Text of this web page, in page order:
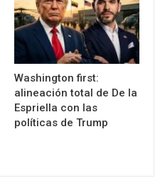
Washington first:
alineación total de De la
Espriella con las
políticas de Trump